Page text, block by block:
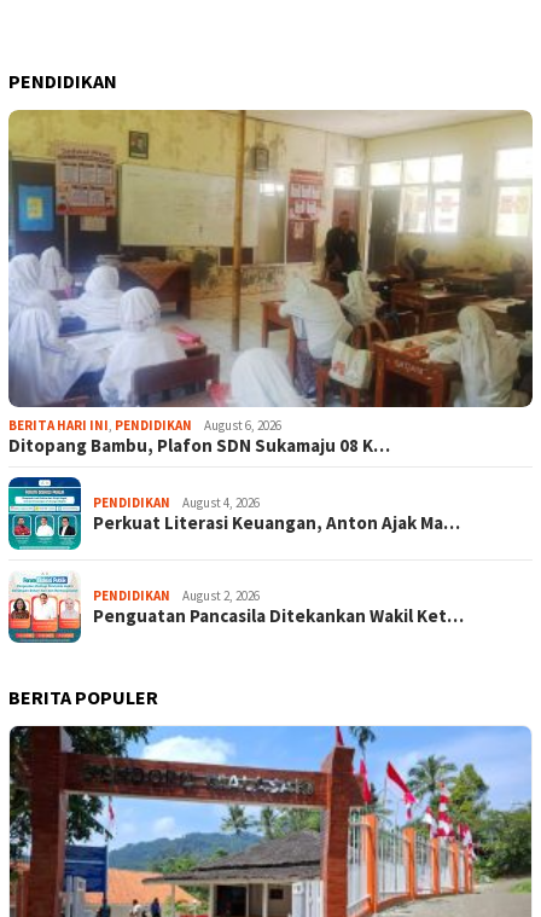
PENDIDIKAN
BERITA HARI INI, PENDIDIKAN August 6, 2026
Ditopang Bambu, Plafon SDN Sukamaju 08 K…
PENDIDIKAN August 4, 2026
Perkuat Literasi Keuangan, Anton Ajak Ma…
PENDIDIKAN August 2, 2026
Penguatan Pancasila Ditekankan Wakil Ket…
BERITA POPULER